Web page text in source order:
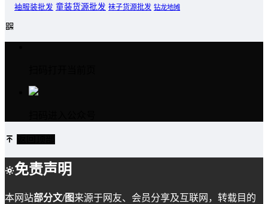
袖服装批发 童装货源批发 袜子货源批发 钻龙地摊
免责声明
本网站部分文/图来源于网友、会员分享及互联网，转载目的